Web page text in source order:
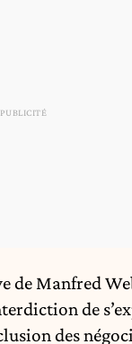
de Manfred
de
des